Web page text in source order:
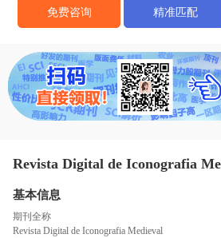
文
我
免费咨询 精准匹配
Revista Digital de Iconografia
基本信息
期刊全称
Revista Digital de Iconografia Medieval